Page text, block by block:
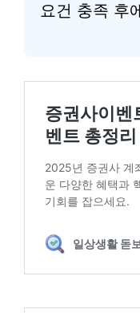
요건 충족 후